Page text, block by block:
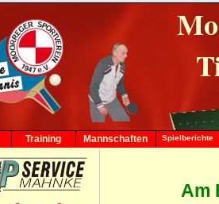
Training
Mannschaften
Spielberichte
Am